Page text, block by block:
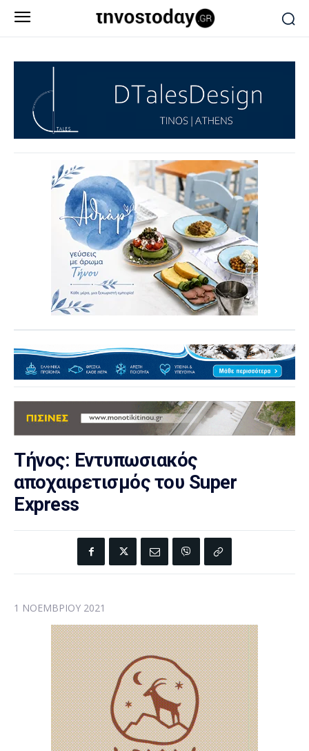
Τήνος: Εντυπωσιακός
αποχαιρετισμός του Super
Express
1 ΝΟΕΜΒΡΊΟΥ 2021